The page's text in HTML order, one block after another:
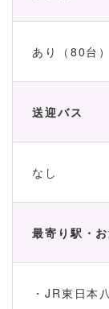
あり（80台
送迎バス
なし
最寄り駅・
・JR東日本